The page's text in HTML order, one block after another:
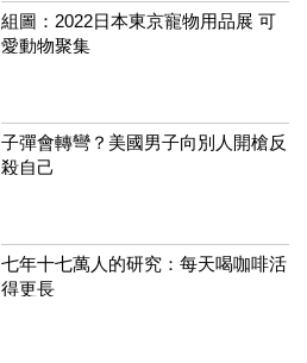
組圖：2022日本東京寵物用品展 可
愛動物聚集
子彈會轉彎？美國男子向別人開槍反
殺自己
七年十七萬人的研究：每天喝咖啡活
得更長